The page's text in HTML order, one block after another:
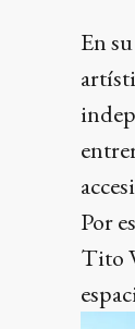
En
Por
Tito